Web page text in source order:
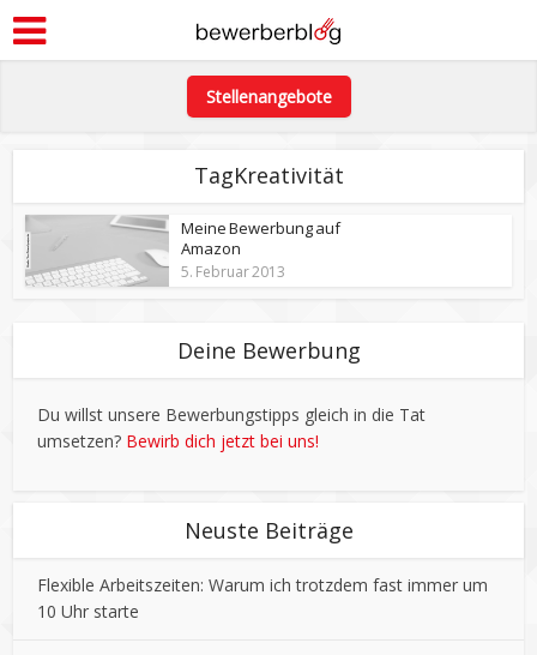
Stellenangebote
TagKreativität
Meine Bewerbung auf
Amazon
5. Februar 2013
Deine Bewerbung
Du willst unsere Bewerbungstipps gleich in die Tat
umsetzen? Bewirb dich jetzt bei uns!
Neuste Beiträge
Flexible Arbeitszeiten: Warum ich trotzdem fast immer um
10 Uhr starte